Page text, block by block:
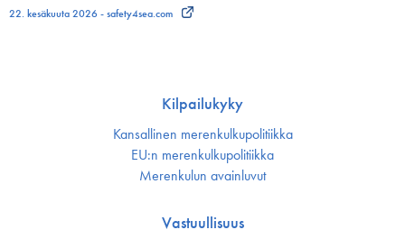
22. kesäkuuta 2026 - safety4sea.com
Kilpailukyky
Kansallinen merenkulku­politiikka
EU:n merenkulku­politiikka
Merenkulun avainluvut
Vastuullisuus